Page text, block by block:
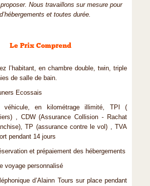
Nous travaillons sur mesure pour
et toutes durée.
Le Prix Comprend
l’habitant, en chambre double, twin, triple
de salle de bain.
Ecossais
en kilométrage illimité, TPI (
, CDW (Assurance Collision - Rachat
TP (assurance contre le vol) , TVA
pendant 14 jours
et prépaiement des hébergements
voyage personnalisé
d’Alainn Tours sur place pendant